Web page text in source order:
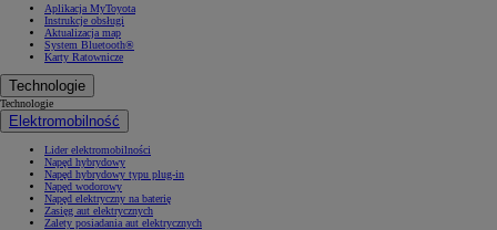
Aplikacja MyToyota
Instrukcje obsługi
Aktualizacja map
System Bluetooth®
Karty Ratownicze
Technologie
Technologie
Elektromobilność
Lider elektromobilności
Napęd hybrydowy
Napęd hybrydowy typu plug-in
Napęd wodorowy
Napęd elektryczny na baterię
Zasięg aut elektrycznych
Zalety posiadania aut elektrycznych